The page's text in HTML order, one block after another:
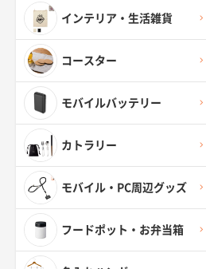
インテリア・生活雑貨
コースター
モバイルバッテリー
カトラリー
モバイル・PC周辺グッズ
フードポット・お弁当箱